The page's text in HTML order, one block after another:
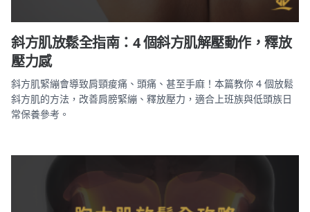
斜方肌放鬆全指南：4 個斜方肌解壓動作，釋放
壓力感
斜方肌緊繃會導致肩頸痠痛、頭痛、甚至手麻！本篇教你 4 個放鬆
斜方肌的方法，改善肩膀緊繃、釋放壓力，適合上班族與低頭族日
常保養參考。